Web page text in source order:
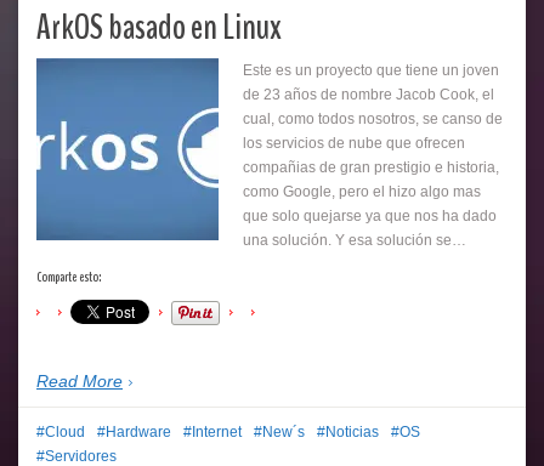
ArkOS basado en Linux
Este es un proyecto que tiene un joven
de 23 años de nombre Jacob Cook, el
cual, como todos nosotros, se canso de
los servicios de nube que ofrecen
compañias de gran prestigio e historia,
como Google, pero el hizo algo mas
que solo quejarse ya que nos ha dado
una solución. Y esa solución se…
Comparte esto:
Read More
Cloud Hardware Internet New´s Noticias
OS
Servidores